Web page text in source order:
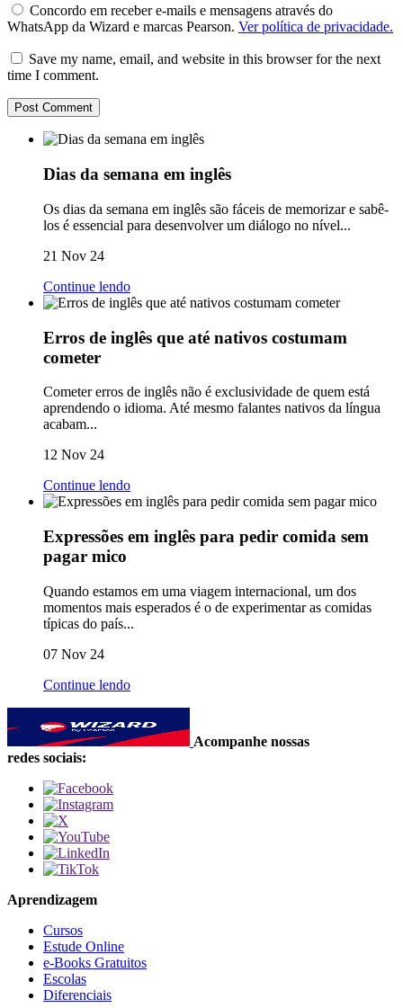
Concordo em receber e-mails e mensagens através do
WhatsApp da Wizard e marcas Pearson. Ver política de privacidade.
Save my name, email, and website in this browser for the next
time I comment.
Dias da semana em inglês
Os dias da semana em inglês são fáceis de memorizar e sabê-
los é essencial para desenvolver um diálogo no nível...
21 Nov 24
Continue lendo
Erros de inglês que até nativos costumam
cometer
Cometer erros de inglês não é exclusividade de quem está
aprendendo o idioma. Até mesmo falantes nativos da língua
acabam...
12 Nov 24
Continue lendo
Expressões em inglês para pedir comida sem
pagar mico
Quando estamos em uma viagem internacional, um dos
momentos mais esperados é o de experimentar as comidas
típicas do país...
07 Nov 24
Continue lendo
Acompanhe nossas
redes sociais:
Aprendizagem
Cursos
Estude Online
e-Books Gratuitos
Escolas
Diferenciais